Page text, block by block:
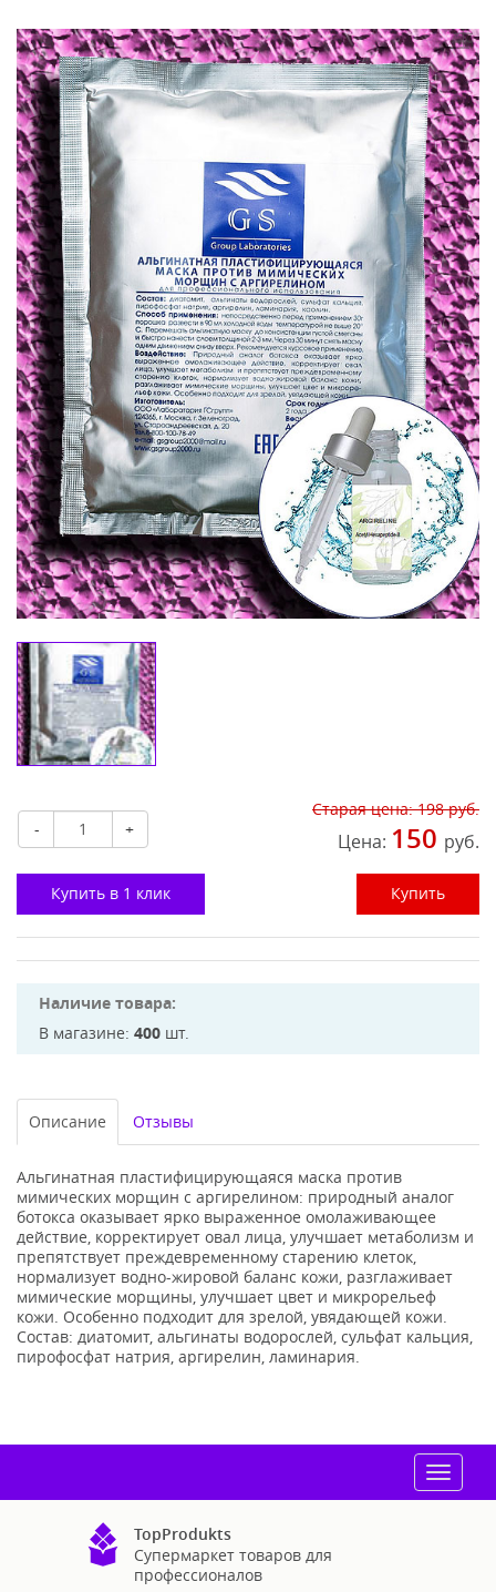
- +
Старая цена:198 руб.
Цена: 150 руб.
Купить в 1 клик Купить
Наличие товара:
В магазине: 400 шт.
Описание Отзывы
Альгинатная пластифицирующаяся маска против
мимических морщин с аргирелином: природный аналог
ботокса оказывает ярко выраженное омолаживающее
действие, корректирует овал лица, улучшает метаболизм и
препятствует преждевременному старению клеток,
нормализует водно-жировой баланс кожи, разглаживает
мимические морщины, улучшает цвет и микрорельеф
кожи. Особенно подходит для зрелой, увядающей кожи.
Состав: диатомит, альгинаты водорослей, сульфат кальция,
пирофосфат натрия, аргирелин, ламинария.
Toggle
TopProdukts
Супермаркет товаров для
профессионалов